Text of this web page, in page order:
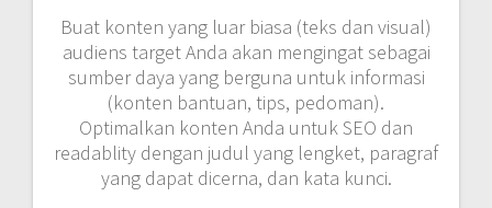
Buat konten yang luar biasa (teks dan visual)
audiens target Anda akan mengingat sebagai
sumber daya yang berguna untuk informasi
(konten bantuan, tips, pedoman).
Optimalkan konten Anda untuk SEO dan
readablity dengan judul yang lengket, paragraf
yang dapat dicerna, dan kata kunci.